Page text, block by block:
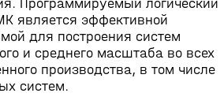
Программируемый логический
является эффективной
для построения систем
и среднего масштаба во всех
производства, в том числе
систем.